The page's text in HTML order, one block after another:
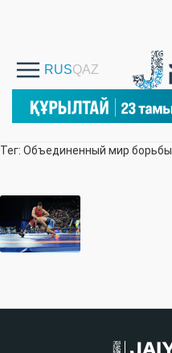
Тег: Объединенный мир борьбы